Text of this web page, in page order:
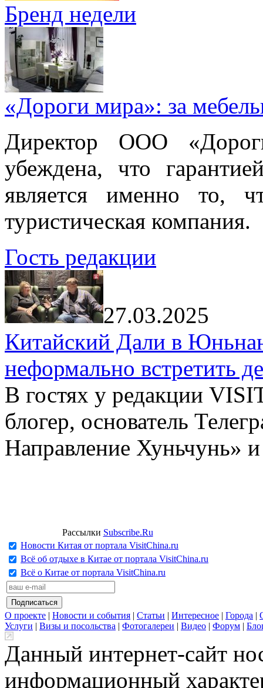
Бренд недели
«Дороги мира»: за
Директор ООО
убеждена, что
является именно то,
туристическая компания.
Гость редакции
27.03.2025
Китайский Дали в
неформально встретить
В гостях у редакции
блогер, основатель
Направление Хуньчунь»
Рассылки Subscribe.Ru
Новости Китая от портала VisitChina.ru
Всё об отдыхе в Китае от портала VisitChina.ru
Всё о Китае от портала VisitChina.ru
О проекте | Новости и события | Статьи | Интересное | Города |
Услуги | Визы и посольства | Фотогалереи | Видео | Форум |
Данный интернет-сайт
информационный